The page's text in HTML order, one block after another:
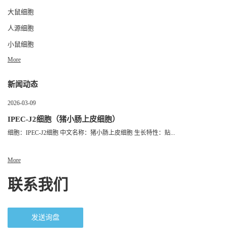
大鼠细胞
人源细胞
小鼠细胞
More
新闻动态
2026-03-09
IPEC-J2细胞（猪小肠上皮细胞）
细胞：IPEC-J2细胞 中文名称：猪小肠上皮细胞 生长特性：贴...
More
联系我们
发送询盘